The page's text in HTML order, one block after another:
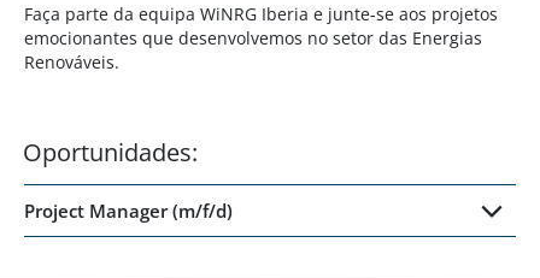
Faça parte da equipa WiNRG Iberia e junte-se aos projetos
emocionantes que desenvolvemos no setor das Energias
Renováveis.
Oportunidades:
Project Manager (m/f/d)